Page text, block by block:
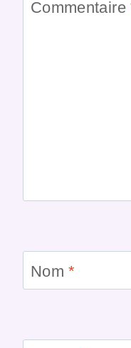
Commentaire
Nom*